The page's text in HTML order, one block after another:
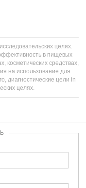
целях.
в пищевых
косметических средствах,
на использование для
диагностические цели in
целях.